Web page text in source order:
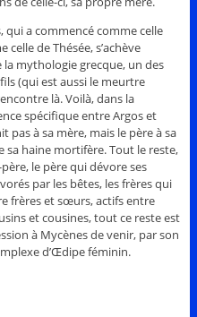
qui a commencé comme celle
celle de Thésée, s’achève
mythologie grecque, un des
(qui est aussi le meurtre
là. Voilà, dans la
spécifique entre Argos et
pas à sa mère, mais le père à sa
sa haine mortifère. Tout le reste,
le père qui dévore ses
par les bêtes, les frères qui
frères et sœurs, actifs entre
et cousines, tout ce reste est
à Mycènes de venir, par son
d’Œdipe féminin.